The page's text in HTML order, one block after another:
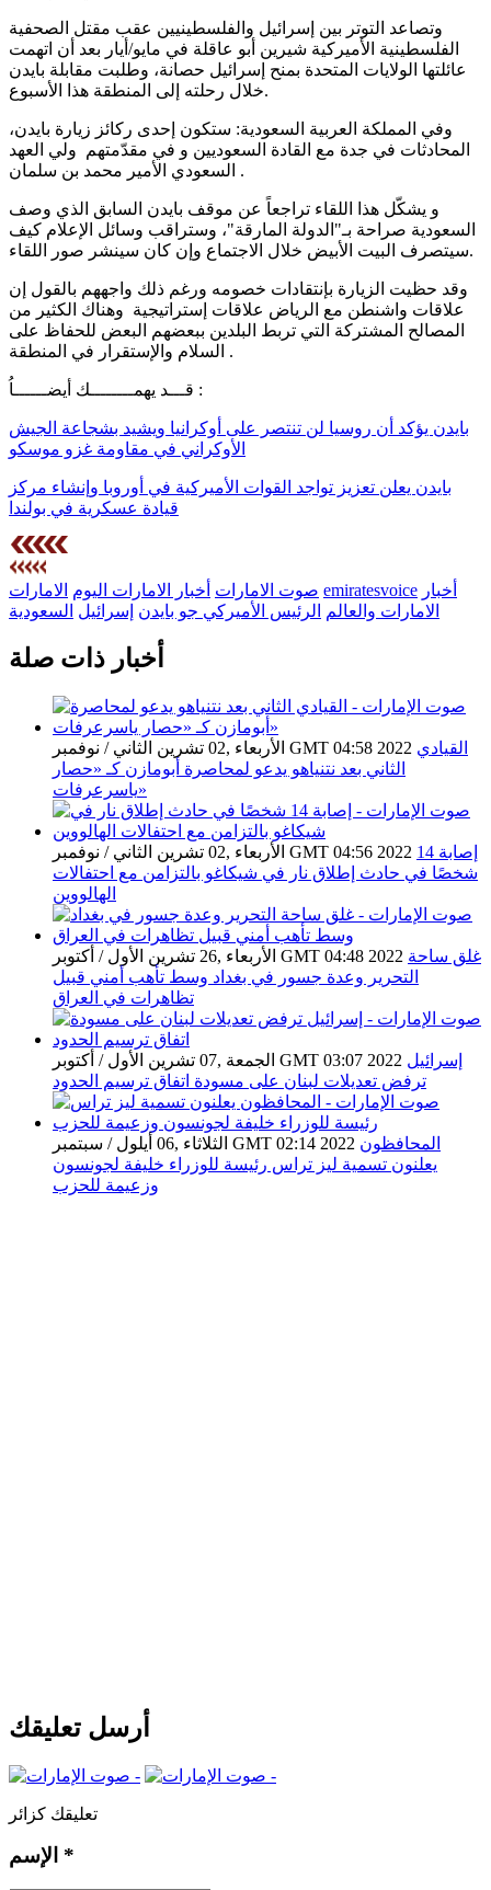
وتصاعد التوتر بين إسرائيل والفلسطينيين عقب مقتل الصحفية
الفلسطينية الأميركية شيرين أبو عاقلة في مايو/أيار بعد أن اتهمت
عائلتها الولايات المتحدة بمنح إسرائيل حصانة، وطلبت مقابلة بايدن
خلال رحلته إلى المنطقة هذا الأسبوع.
وفي المملكة العربية السعودية: ستكون إحدى ركائز زيارة بايدن،
المحادثات في جدة مع القادة السعوديين و في مقدّمتهم ولي العهد
السعودي الأمير محمد بن سلمان .
و يشكّل هذا اللقاء تراجعاً عن موقف بايدن السابق الذي وصف
السعودية صراحة بـ"الدولة المارقة"، وستراقب وسائل الإعلام كيف
سيتصرف البيت الأبيض خلال الاجتماع وإن كان سينشر صور اللقاء.
وقد حظيت الزيارة بإنتقادات خصومه ورغم ذلك واجههم بالقول إن
علاقات واشنطن مع الرياض علاقات إستراتيجية وهناك الكثير من
المصالح المشتركة التي تربط البلدين ببعضهم البعض للحفاظ على
السلام والإستقرار في المنطقة .
قـــد يهمــــــــك أيضــــــاُ :
بايدن يؤكد أن روسيا لن تنتصر على أوكرانيا ويشيد بشجاعة الجيش
الأوكراني في مقاومة غزو موسكو
بايدن يعلن تعزيز تواجد القوات الأميركية في أوروبا وإنشاء مركز
قيادة عسكرية في بولندا
صوت الامارات أخبار الامارات اليوم الامارات emiratesvoice أخبار
الامارات والعالم
الرئيس الأميركي جو بايدن إسرائيل السعودية
أخبار ذات صلة
الأربعاء ,02 تشرين الثاني / نوفمبر GMT 04:58 2022 القيادي
الثاني بعد نتنياهو يدعو لمحاصرة أبومازن كـ «حصار
ياسرعرفات»
الأربعاء ,02 تشرين الثاني / نوفمبر GMT 04:56 2022 إصابة 14
شخصًا في حادث إطلاق نار في شيكاغو بالتزامن مع احتفالات
الهالووين
الأربعاء ,26 تشرين الأول / أكتوبر GMT 04:48 2022 غلق ساحة
التحرير وعدة جسور في بغداد وسط تأهب أمني قبيل
تظاهرات في العراق
الجمعة ,07 تشرين الأول / أكتوبر GMT 03:07 2022 إسرائيل
ترفض تعديلات لبنان على مسودة اتفاق ترسيم الحدود
الثلاثاء ,06 أيلول / سبتمبر GMT 02:14 2022 المحافظون
يعلنون تسمية ليز تراس رئيسة للوزراء خليفة لجونسون
وزعيمة للحزب
أرسل تعليقك
تعليقك كزائر
*